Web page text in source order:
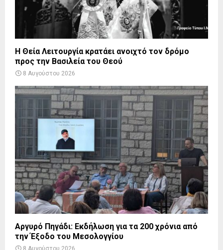
Η Θεία Λειτουργία κρατάει ανοιχτό τον δρόμο
προς την Βασιλεία του Θεού
8 Αυγούστου 2026
Αργυρό Πηγάδι: Εκδήλωση για τα 200 χρόνια από
την Έξοδο του Μεσολογγίου